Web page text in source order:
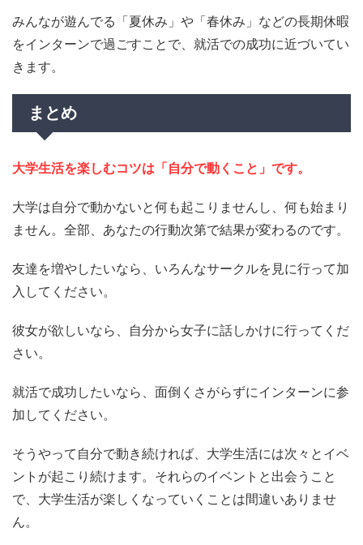
みんなが遊んでる「夏休み」や「春休み」などの長期休暇
をインターンで過ごすことで、就活での成功に近づいてい
きます。
まとめ
大学生活を楽しむコツは「自分で動くこと」です。
大学は自分で動かないと何も起こりませんし、何も始まり
ません。全部、あなたの行動次第で結果が変わるのです。
友達を増やしたいなら、いろんなサークルを見に行って加
入してください。
彼女が欲しいなら、自分から女子に話しかけに行ってくだ
さい。
就活で成功したいなら、面倒くさがらずにインターンに参
加してください。
そうやって自分で動き続ければ、大学生活には次々とイベ
ントが起こり続けます。それらのイベントと出会うこと
で、大学生活が楽しくなっていくことは間違いありませ
ん。